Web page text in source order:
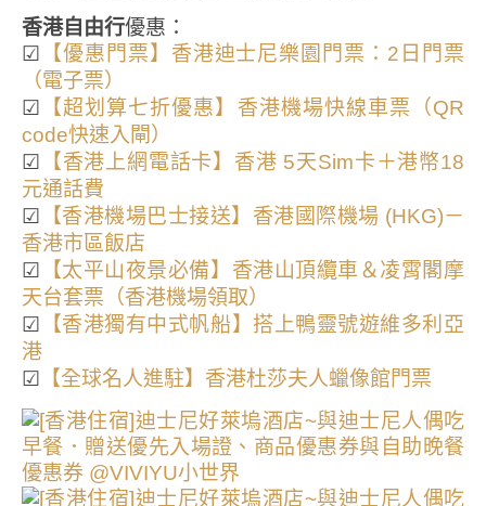
香港自由行優惠：
☑ 【優惠門票】香港迪士尼樂園門票：2日門票
（電子票）
☑ 【超划算七折優惠】香港機場快線車票（QR
code快速入閘）
☑ 【香港上網電話卡】香港 5天Sim卡＋港幣18
元通話費
☑ 【香港機場巴士接送】香港國際機場 (HKG)－
香港市區飯店
☑ 【太平山夜景必備】香港山頂纜車＆凌霄閣摩
天台套票（香港機場領取）
☑ 【香港獨有中式帆船】搭上鴨靈號遊維多利亞
港
☑ 【全球名人進駐】香港杜莎夫人蠟像館門票